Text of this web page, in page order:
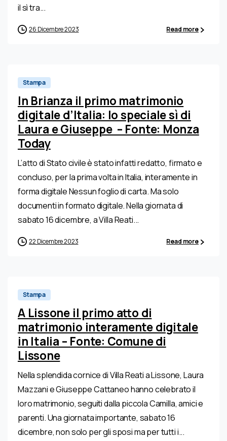
il sì tra...
26 Dicembre 2023 Read more
Stampa
In Brianza il primo matrimonio
digitale d’Italia: lo speciale sì di
Laura e Giuseppe – Fonte: Monza
Today
L’atto di Stato civile è stato infatti redatto, firmato e
concluso, per la prima volta in Italia, interamente in
forma digitale Nessun foglio di carta. Ma solo
documenti in formato digitale. Nella giornata di
sabato 16 dicembre, a Villa Reati...
22 Dicembre 2023 Read more
Stampa
A Lissone il primo atto di
matrimonio interamente digitale
in Italia – Fonte: Comune di
Lissone
Nella splendida cornice di Villa Reati a Lissone, Laura
Mazzani e Giuseppe Cattaneo hanno celebrato il
loro matrimonio, seguiti dalla piccola Camilla, amici e
parenti. Una giornata importante, sabato 16
dicembre, non solo per gli sposi ma per tutti i...